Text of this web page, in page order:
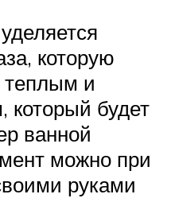
которую
теплым и
который будет
ванной
можно при
руками